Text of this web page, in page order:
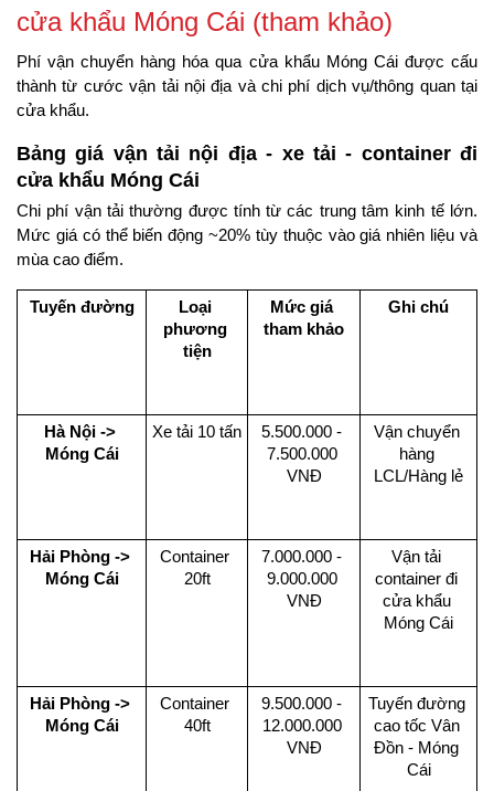
cửa khẩu Móng Cái (tham khảo)
Phí vận chuyển hàng hóa qua cửa khẩu Móng Cái được cấu
thành từ cước vận tải nội địa và chi phí dịch vụ/thông quan tại
cửa khẩu.
Bảng giá vận tải nội địa - xe tải - container đi
cửa khẩu Móng Cái
Chi phí vận tải thường được tính từ các trung tâm kinh tế lớn.
Mức giá có thể biến động ~20% tùy thuộc vào giá nhiên liệu và
mùa cao điểm.
Tuyến đường
Loại
phương
tiện
Mức giá
tham khảo
Ghi chú
Hà Nội ->
Móng Cái
Xe tải 10 tấn
5.500.000 -
7.500.000
VNĐ
Vận chuyển
hàng
LCL/Hàng lẻ
Hải Phòng ->
Móng Cái
Container
20ft
7.000.000 -
9.000.000
VNĐ
Vận tải
container đi
cửa khẩu
Móng Cái
Hải Phòng ->
Móng Cái
Container
40ft
9.500.000 -
12.000.000
VNĐ
Tuyến đường
cao tốc Vân
Đồn - Móng
Cái